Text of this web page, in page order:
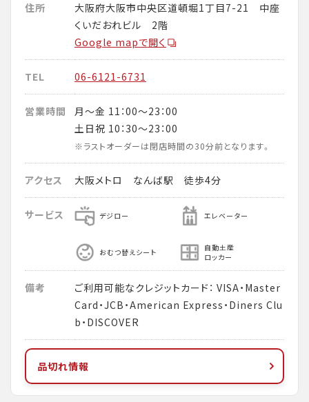
住所
大阪府大阪市中央区道頓堀1丁目7-21 中座
くいだおれビル 2階
Google mapで開く
TEL 06-6121-6731
営業時間
月～金 11：00～23：00
土日祝 10：30～23：00
※ラストオーダーは閉店時間の30分前となります。
アクセス 大阪メトロ なんば駅 徒歩4分
サービス デジロー エレベーター
おむつ替えシート
自動土産
ロッカー
備考
ご利用可能なクレジットカード： VISA・Master
Card・JCB・American Express・Diners Clu
b・DISCOVER
品切れ情報